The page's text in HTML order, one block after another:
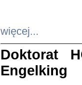
więcej...
Doktorat
Engelking